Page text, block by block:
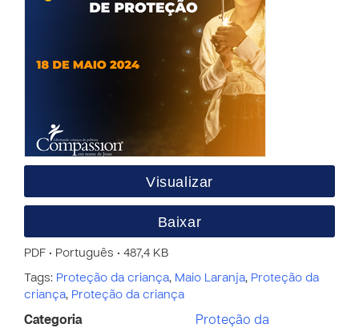
Visualizar
Baixar
PDF • Português • 487,4 KB
Tags: Proteção da criança, Maio Laranja, Proteção da
criança, Proteção da criança
Categoria
Proteção da